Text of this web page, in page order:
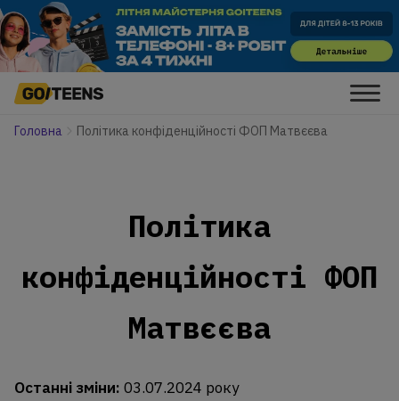
Головна Політика конфіденційності ФОП Матвєєва
Політика
конфіденційності ФОП
Матвєєва
Останні зміни: 03.07.2024 року